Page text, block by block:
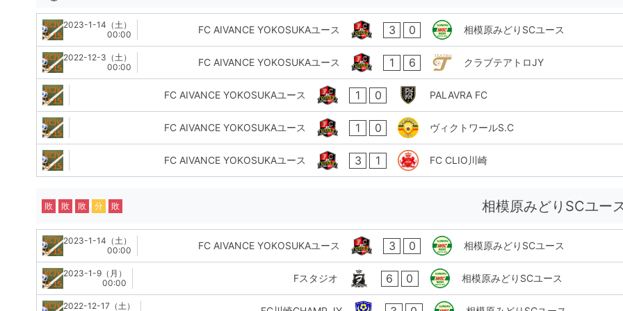
2023-1-14（土）
00:00
FC AIVANCE YOKOSUKAユース 3 0 相模原みどりSCユース
2022-12-3（土）
00:00
FC AIVANCE YOKOSUKAユース 1 6 クラブテアトロJY
FC AIVANCE YOKOSUKAユース 1 0 PALAVRA FC
FC AIVANCE YOKOSUKAユース 1 0 ヴィクトワールS.C
FC AIVANCE YOKOSUKAユース 3 1 FC CLIO川崎
相模原みどりSCユー
敗 敗 敗 分 敗
2023-1-14（土）
00:00
FC AIVANCE YOKOSUKAユース 3 0 相模原みどりSCユース
2023-1-9（月）
00:00
Fスタジオ 6 0 相模原みどりSCユース
2022-12-17（土）